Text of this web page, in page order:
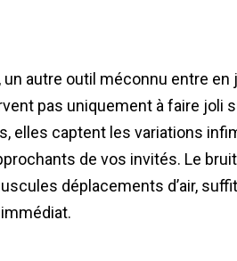
autre outil méconnu entre en
pas uniquement à faire joli
elles captent les variations
de vos invités. Le bruit
déplacements d’air,
immédiat.